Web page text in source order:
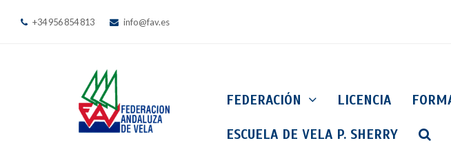
+34 956 854 813 info@fav.es
FEDERACIÓN LICENCIA
ESCUELA DE VELA P. SHERRY